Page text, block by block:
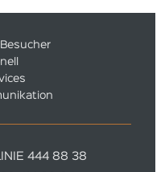
444 88 38